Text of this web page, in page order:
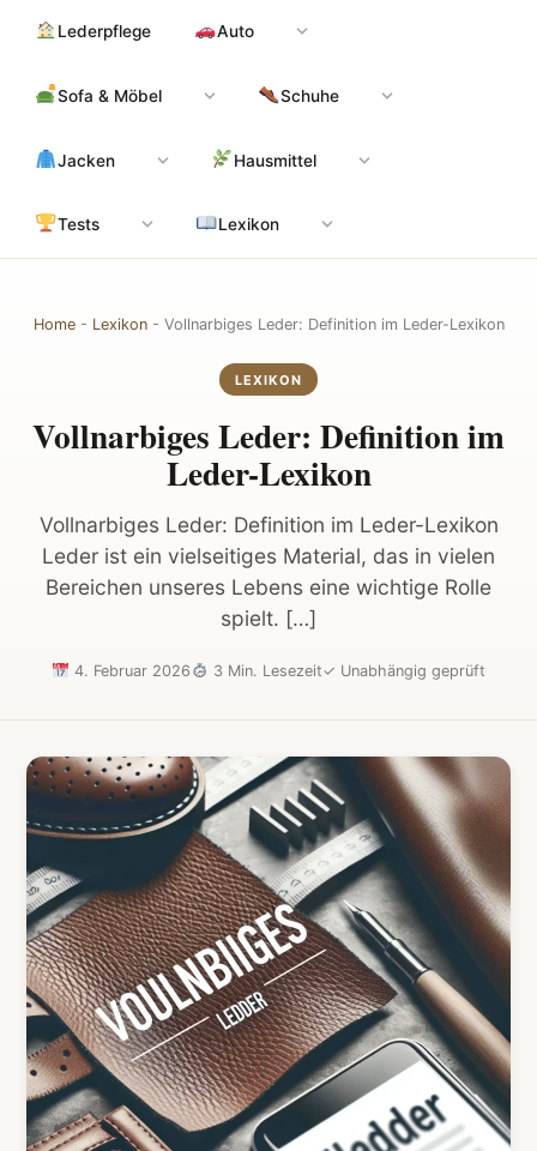
Inhalt
Lederpflege Auto
Sofa & Möbel Schuhe
Jacken Hausmittel
Tests Lexikon
Home- Lexikon- Vollnarbiges Leder: Definition im Leder-Lexikon
LEXIKON
Vollnarbiges Leder: Definition im
Leder-Lexikon
Vollnarbiges Leder: Definition im Leder-Lexikon
Leder ist ein vielseitiges Material, das in vielen
Bereichen unseres Lebens eine wichtige Rolle
spielt. […]
4. Februar 2026 3 Min. Lesezeit✓ Unabhängig geprüft